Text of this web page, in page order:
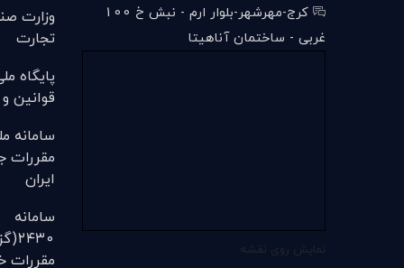
کرج-مهرشهر-بلوار ارم - نبش خ 100
غربی - ساختمان آناهیتا
وزارت
تجارت
پایگاه
قوانین
سامانه
مقررات
ایران
سامانه
مقررات